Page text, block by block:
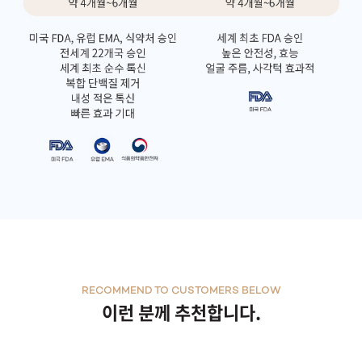
이런 분께 추천합니다.
RECOMMEND TO CUSTOMERS BELOW